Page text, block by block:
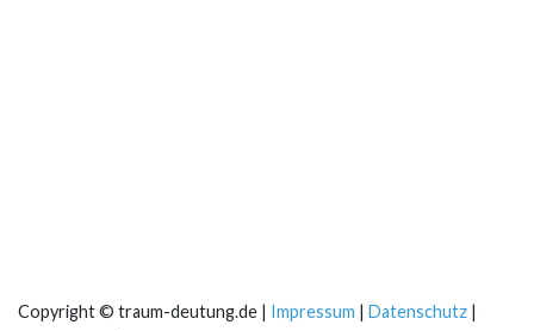
Copyright © traum-deutung.de | Impressum | Datenschutz |